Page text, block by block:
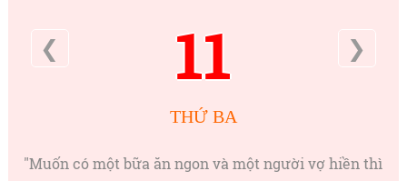
❮ 11 ❯
THỨ BA
"Muốn có một bữa ăn ngon và một người vợ hiền thì